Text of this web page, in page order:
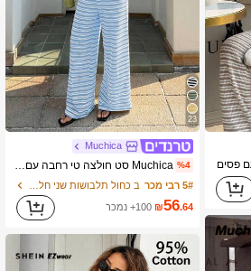
23
Muchica
%4 Muchica סט חולצה טי רחבה עם שרוול קצר ומכנסיים לנשים, קיץ חדש, כחול, טקסטורה של פסים
5# רבי מכר
ב כחול תלבושות שני חלקים לנשים
₪56.64 100+ נמכר